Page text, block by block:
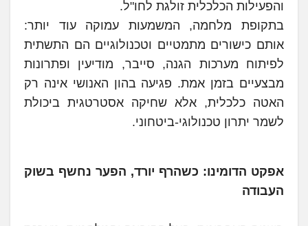
והפעילות הכלכלית זולגת לחו"ל.
בתקופת מלחמה, המשמעות עמוקה עוד יותר:
אותם כישורים מתמטיים וטכנולוגיים הם התשתית
לפיתוח מערכות הגנה, סייבר, מודיעין ופתרונות
מבצעיים בזמן אמת. פגיעה בהון האנושי אינה רק
האטה כלכלית, אלא שחיקה אסטרטגית ביכולת
לשמר יתרון טכנולוגי-ביטחוני.
אפקט הדומינו: כשהרף יורד, הפער נחשף בשוק
העבודה